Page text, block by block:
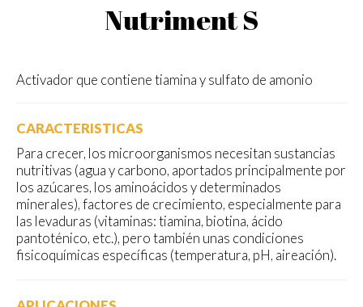
Nutriment S
Activador que contiene tiamina y sulfato de amonio
CARACTERISTICAS
Para crecer, los microorganismos necesitan sustancias
nutritivas (agua y carbono, aportados principalmente por
los azúcares, los aminoácidos y determinados
minerales), factores de crecimiento, especialmente para
las levaduras (vitaminas: tiamina, biotina, ácido
pantoténico, etc.), pero también unas condiciones
fisicoquímicas específicas (temperatura, pH, aireación).